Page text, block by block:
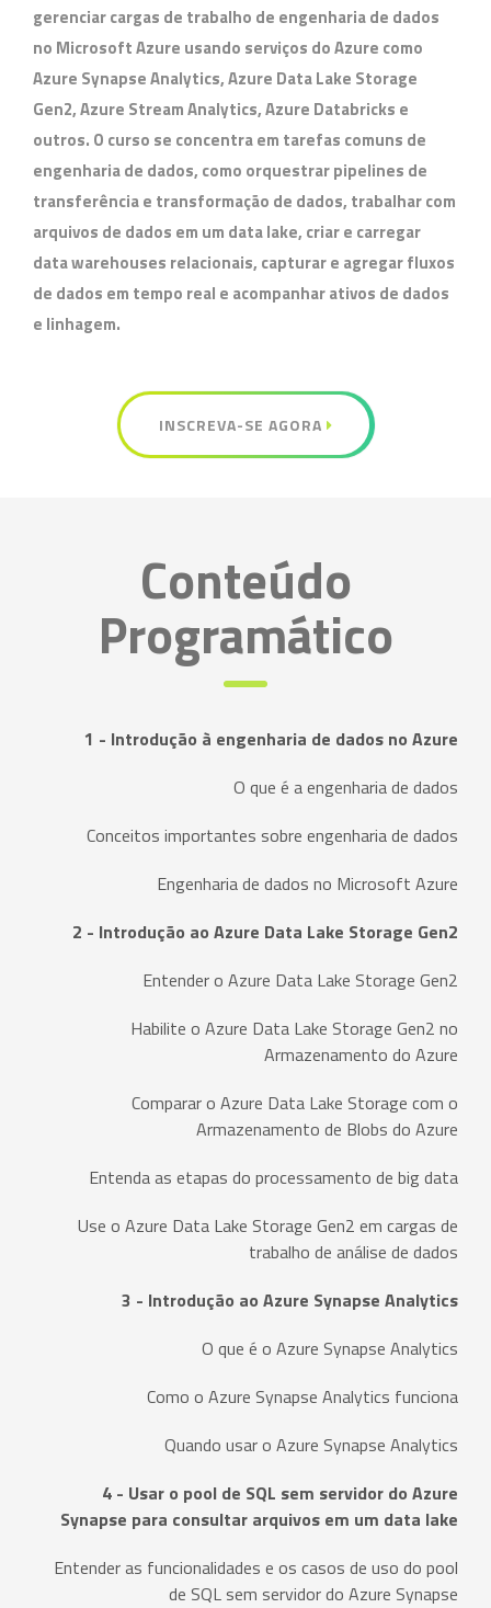
gerenciar cargas de trabalho de engenharia de dados
no Microsoft Azure usando serviços do Azure como
Azure Synapse Analytics, Azure Data Lake Storage
Gen2, Azure Stream Analytics, Azure Databricks e
outros. O curso se concentra em tarefas comuns de
engenharia de dados, como orquestrar pipelines de
transferência e transformação de dados, trabalhar com
arquivos de dados em um data lake, criar e carregar
data warehouses relacionais, capturar e agregar fluxos
de dados em tempo real e acompanhar ativos de dados
e linhagem.
INSCREVA-SE AGORA
Conteúdo
Programático
1 - Introdução à engenharia de dados no Azure
O que é a engenharia de dados
Conceitos importantes sobre engenharia de dados
Engenharia de dados no Microsoft Azure
2 - Introdução ao Azure Data Lake Storage Gen2
Entender o Azure Data Lake Storage Gen2
Habilite o Azure Data Lake Storage Gen2 no
Armazenamento do Azure
Comparar o Azure Data Lake Storage com o
Armazenamento de Blobs do Azure
Entenda as etapas do processamento de big data
Use o Azure Data Lake Storage Gen2 em cargas de
trabalho de análise de dados
3 - Introdução ao Azure Synapse Analytics
O que é o Azure Synapse Analytics
Como o Azure Synapse Analytics funciona
Quando usar o Azure Synapse Analytics
4 - Usar o pool de SQL sem servidor do Azure
Synapse para consultar arquivos em um data lake
Entender as funcionalidades e os casos de uso do pool
de SQL sem servidor do Azure Synapse